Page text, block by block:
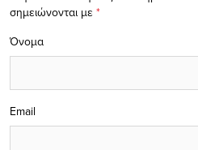
σημειώνονται με *
Όνομα
Email